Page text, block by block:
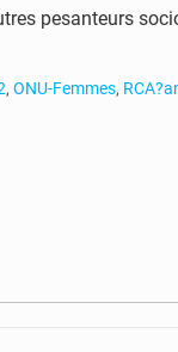
pesanteurs
, ONU-Femmes,